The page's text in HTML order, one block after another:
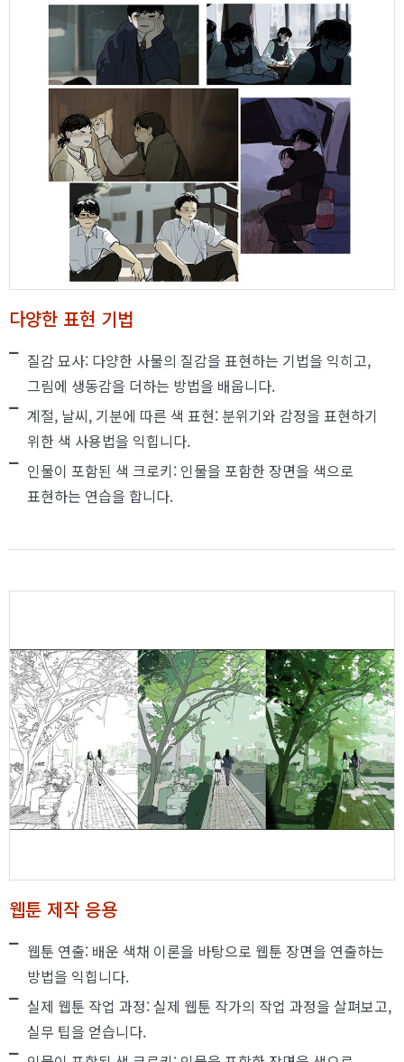
다양한 표현 기법
질감 묘사: 다양한 사물의 질감을 표현하는 기법을 익히고,
그림에 생동감을 더하는 방법을 배웁니다.
계절, 날씨, 기분에 따른 색 표현: 분위기와 감정을 표현하기
위한 색 사용법을 익힙니다.
인물이 포함된 색 크로키: 인물을 포함한 장면을 색으로
표현하는 연습을 합니다.
웹툰 제작 응용
웹툰 연출: 배운 색채 이론을 바탕으로 웹툰 장면을 연출하는
방법을 익힙니다.
실제 웹툰 작업 과정: 실제 웹툰 작가의 작업 과정을 살펴보고,
실무 팁을 얻습니다.